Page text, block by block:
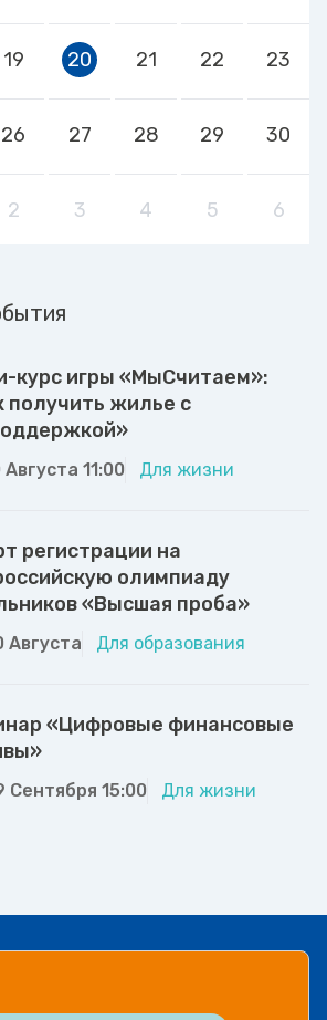
19 20 21 22 23
26 27 28 29 30
2 3 4 5 6
курс игры «МыСчитаем»:
получить жилье с
Августа 11:00 Для жизни
регистрации на
олимпиаду
«Высшая проба»
Августа Для образования
«Цифровые финансовые
Сентября 15:00 Для жизни